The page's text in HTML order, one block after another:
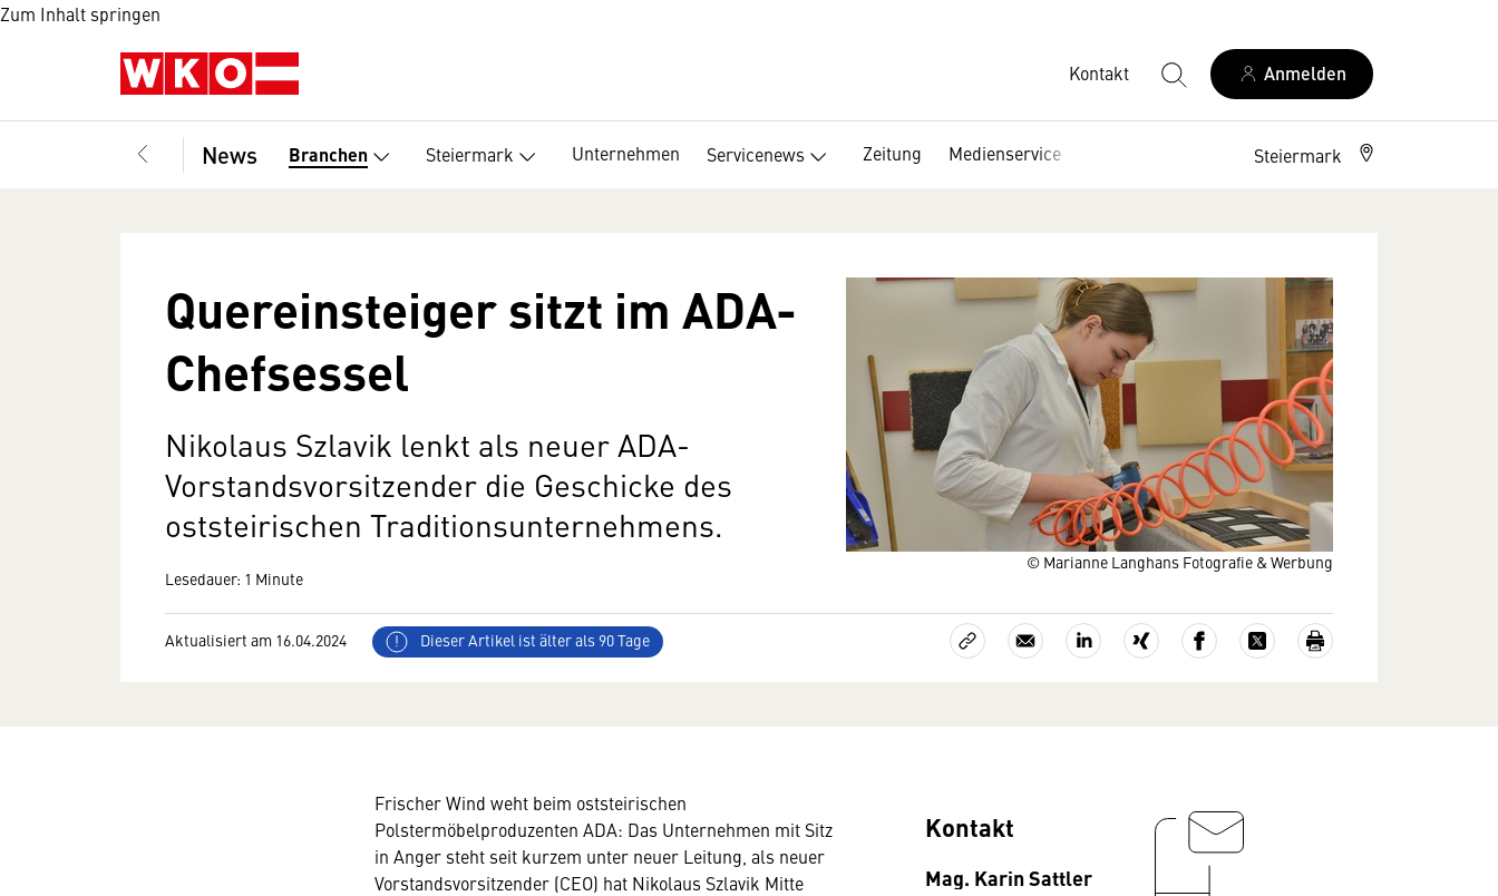
Zum Inhalt springen
Kontakt Anmelden
News Branchen Steiermark Unternehmen Servicenews Zeitung Medienservice Steiermark
© Marianne Langhans Fotografie & Werbung
Quereinsteiger sitzt im ADA-
Chefsessel
Nikolaus Szlavik lenkt als neuer ADA-
Vorstandsvorsitzender die Geschicke des
oststeirischen Traditionsunternehmens.
Lesedauer: 1 Minute
Aktualisiert am 16.04.2024 Dieser Artikel ist älter als 90 Tage
Kontakt
Mag. Karin Sattler
Frischer Wind weht beim oststeirischen
Polstermöbelproduzenten ADA: Das Unternehmen mit Sitz
in Anger steht seit kurzem unter neuer Leitung, als neuer
Vorstandsvorsitzender (CEO) hat Nikolaus Szlavik Mitte